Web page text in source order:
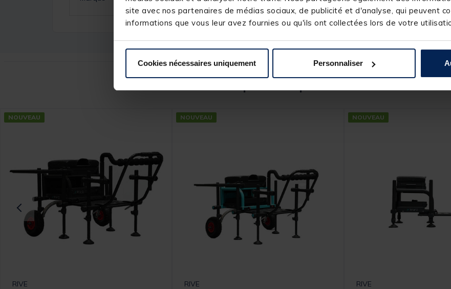
site avec nos partenaires de médias sociaux, de publicité et d'analyse, qui peuvent
informations que vous leur avez fournies ou qu'ils ont collectées lors de votre
Cookies nécessaires uniquement Personnaliser
NOUVEAU
RIVE
NOUVEAU
RIVE
NOUVEAU
RIVE